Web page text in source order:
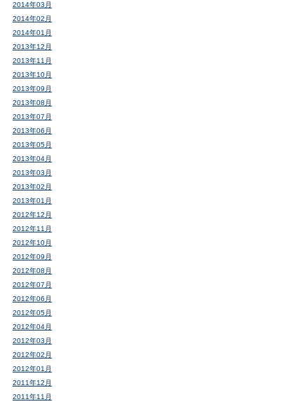
2014年03月
2014年02月
2014年01月
2013年12月
2013年11月
2013年10月
2013年09月
2013年08月
2013年07月
2013年06月
2013年05月
2013年04月
2013年03月
2013年02月
2013年01月
2012年12月
2012年11月
2012年10月
2012年09月
2012年08月
2012年07月
2012年06月
2012年05月
2012年04月
2012年03月
2012年02月
2012年01月
2011年12月
2011年11月